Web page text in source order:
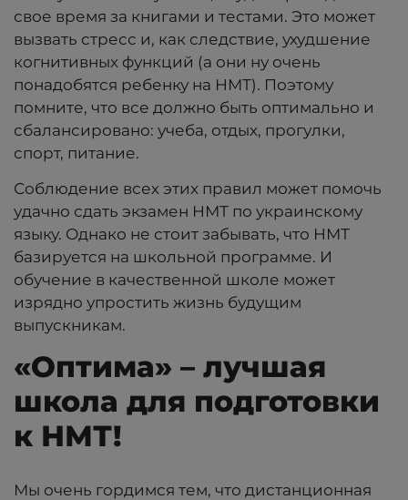
свое время за книгами и тестами. Это может
вызвать стресс и, как следствие, ухудшение
когнитивных функций (а они ну очень
понадобятся ребенку на НМТ). Поэтому
помните, что все должно быть оптимально и
сбалансировано: учеба, отдых, прогулки,
спорт, питание.
Соблюдение всех этих правил может помочь
удачно сдать экзамен НМТ по украинскому
языку. Однако не стоит забывать, что НМТ
базируется на школьной программе. И
обучение в качественной школе может
изрядно упростить жизнь будущим
выпускникам.
«Оптима» – лучшая
школа для подготовки
к НМТ!
Мы очень гордимся тем, что дистанционная